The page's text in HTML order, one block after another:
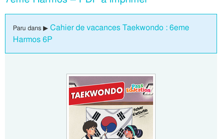
Paru dans ▶ Cahier de vacances Taekwondo : 6eme
Harmos 6P